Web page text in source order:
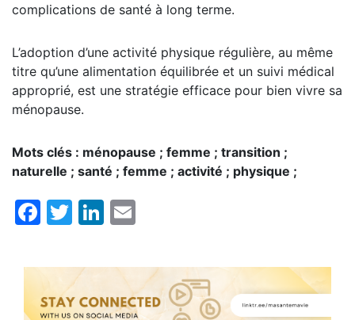
complications de santé à long terme.
L’adoption d’une activité physique régulière, au même
titre qu’une alimentation équilibrée et un suivi médical
approprié, est une stratégie efficace pour bien vivre sa
ménopause.
Mots clés : ménopause ; femme ; transition ;
naturelle ; santé ; femme ; activité ; physique ;
Facebook
TwitterLinkedIn